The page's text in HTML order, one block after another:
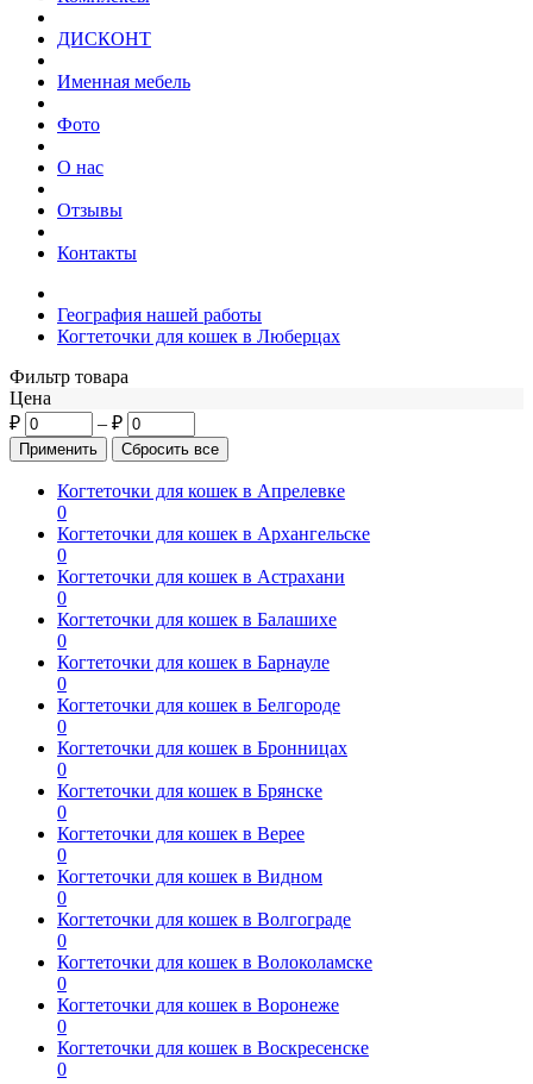
ДИСКОНТ
Именная мебель
Фото
О нас
Отзывы
Контакты
География нашей работы
Когтеточки для кошек в Люберцах
Фильтр товара
Цена
₽
– ₽
Когтеточки для кошек в Апрелевке
0
Когтеточки для кошек в Архангельске
0
Когтеточки для кошек в Астрахани
0
Когтеточки для кошек в Балашихе
0
Когтеточки для кошек в Барнауле
0
Когтеточки для кошек в Белгороде
0
Когтеточки для кошек в Бронницах
0
Когтеточки для кошек в Брянске
0
Когтеточки для кошек в Верее
0
Когтеточки для кошек в Видном
0
Когтеточки для кошек в Волгограде
0
Когтеточки для кошек в Волоколамске
0
Когтеточки для кошек в Воронеже
0
Когтеточки для кошек в Воскресенске
0